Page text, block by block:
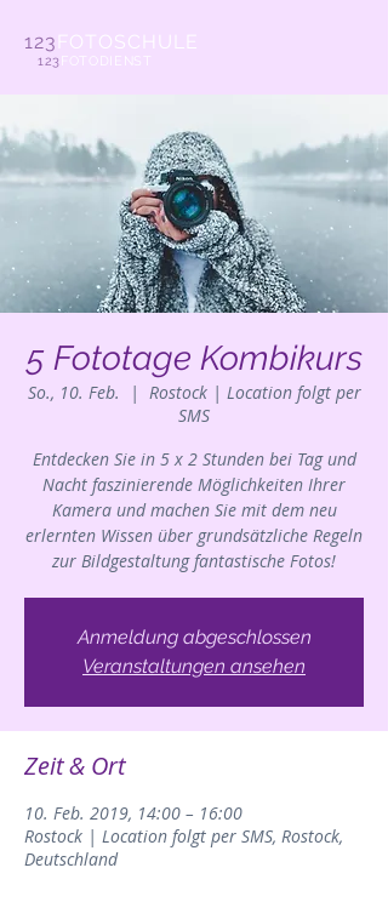
123 FOTOSCHULE
123FOTODIENST
5 Fototage Kombikurs
So., 10. Feb.
  |
Rostock | Location folgt per
SMS
Entdecken Sie in 5 x 2 Stunden bei Tag und
Nacht faszinierende Möglichkeiten Ihrer
Kamera und machen Sie mit dem neu
erlernten Wissen über grundsätzliche Regeln
zur Bildgestaltung fantastische Fotos!
Anmeldung abgeschlossen
Veranstaltungen ansehen
Zeit & Ort
10. Feb. 2019, 14:00 – 16:00
Rostock | Location folgt per SMS, Rostock,
Deutschland